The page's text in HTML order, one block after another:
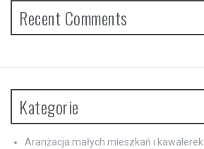
Recent Comments
Kategorie
Aranżacja małych mieszkań i kawalerek